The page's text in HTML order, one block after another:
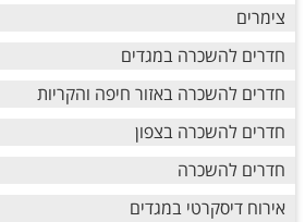
צימרים
חדרים להשכרה במגדים
חדרים להשכרה באזור חיפה והקריות
חדרים להשכרה בצפון
חדרים להשכרה
אירוח דיסקרטי במגדים